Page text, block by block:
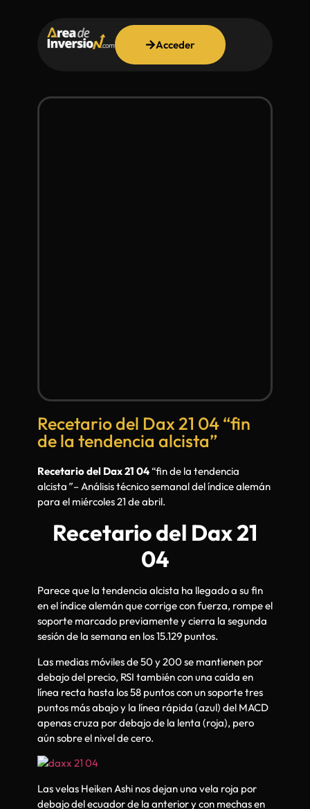
Acceder
Recetario del Dax 21 04 “fin
de la tendencia alcista”
Recetario del Dax 21 04“fin de la tendencia
alcista”– Análisis técnico semanal del índice alemán
para el miércoles 21 de abril.
Recetario del Dax 21
04
Parece que la tendencia alcista ha llegado a su fin
en el índice alemán que corrige con fuerza, rompe el
soporte marcado previamente y cierra la segunda
sesión de la semana en los 15.129 puntos.
Las medias móviles de 50 y 200 se mantienen por
debajo del precio, RSI también con una caída en
línea recta hasta los 58 puntos con un soporte tres
puntos más abajo y la línea rápida (azul) del MACD
apenas cruza por debajo de la lenta (roja), pero
aún sobre el nivel de cero.
Las velas Heiken Ashi nos dejan una vela roja por
debajo del ecuador de la anterior y con mechas en